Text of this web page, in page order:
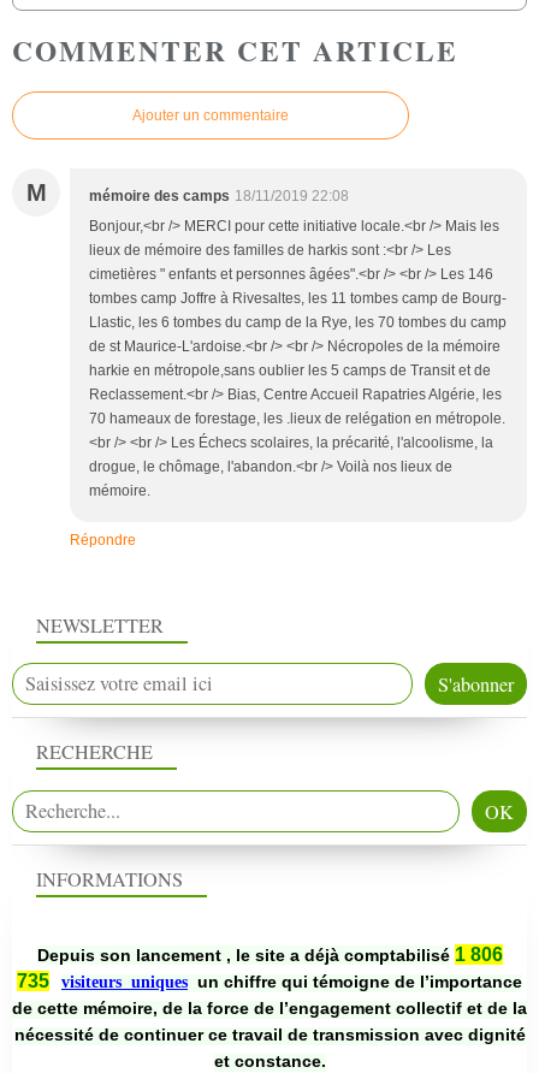
COMMENTER CET ARTICLE
Ajouter un commentaire
M mémoire des camps 18/11/2019 22:08
Bonjour,<br /> MERCI pour cette initiative locale.<br /> Mais les
lieux de mémoire des familles de harkis sont :<br /> Les
cimetières " enfants et personnes âgées".<br /> <br /> Les 146
tombes camp Joffre à Rivesaltes, les 11 tombes camp de Bourg-
Llastic, les 6 tombes du camp de la Rye, les 70 tombes du camp
de st Maurice-L'ardoise.<br /> <br /> Nécropoles de la mémoire
harkie en métropole,sans oublier les 5 camps de Transit et de
Reclassement.<br /> Bias, Centre Accueil Rapatries Algérie, les
70 hameaux de forestage, les .lieux de relégation en métropole.
<br /> <br /> Les Échecs scolaires, la précarité, l'alcoolisme, la
drogue, le chômage, l'abandon.<br /> Voilà nos lieux de
mémoire.
Répondre
NEWSLETTER
RECHERCHE
INFORMATIONS
Depuis son lancement , le site a déjà comptabilisé 1 806
735
visiteurs uniques un chiffre qui témoigne de l’importance
de cette mémoire, de la force de l’engagement collectif et de la
nécessité de continuer ce travail de transmission avec dignité
et constance.